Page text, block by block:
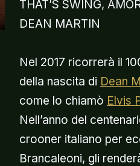
THAT’S SWING,
DEAN MARTIN
Nel 2017 ricorrerà il
della nascita di Dean
come lo chiamò Elvis
Nell’anno del
crooner italiano per
Brancaleoni, gli